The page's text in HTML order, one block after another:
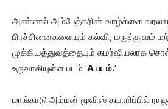
அண்ணல் அம்பேத்கரின் வாழ்க்கை
பிரச்சினைகளையும் கல்வி, மருத்துவம்
முக்கியத்துவத்தையும் கமர்ஷியலாக
உருவாகியுள்ள படம் ‘A படம்.’
மாங்காடு அம்மன் மூவிஸ் தயாரிப்பில்